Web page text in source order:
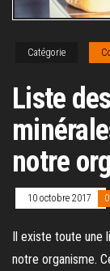
Catégorie
Liste
notre
10 octobre 2017 0
Il existe toute une
notre organisme.